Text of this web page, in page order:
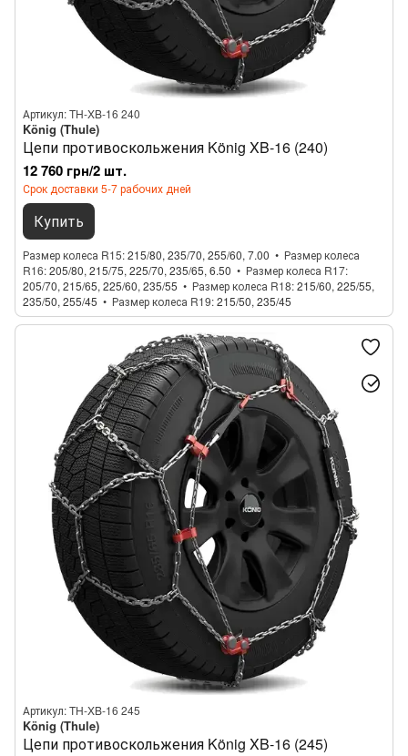
Артикул: TH-XB-16 240
König (Thule)
Цепи противоскольжения König XB-16 (240)
12 760 грн/2 шт.
Срок доставки 5-7 рабочих дней
Купить
Размер колеса R15 215/80, 235/70, 255/60, 7.00
Размер колеса
R16 205/80, 215/75, 225/70, 235/65, 6.50
Размер колеса R17
205/70, 215/65, 225/60, 235/55
Размер колеса R18 215/60, 225/55,
235/50, 255/45
Размер колеса R19 215/50, 235/45
Артикул: TH-XB-16 245
König (Thule)
Цепи противоскольжения König XB-16 (245)